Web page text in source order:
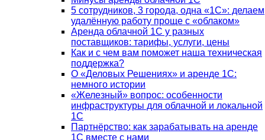
5 сотрудников, 3 города, одна «1С»: делаем
удалённую работу проще с «облаком»
Аренда облачной 1С у разных
поставщиков: тарифы, услуги, цены
Как и с чем вам поможет наша техническая
поддержка?
О «Деловых Решениях» и аренде 1С:
немного истории
«Железный» вопрос: особенности
инфраструктуры для облачной и локальной
1С
Партнёрство: как зарабатывать на аренде
1С вместе с нами